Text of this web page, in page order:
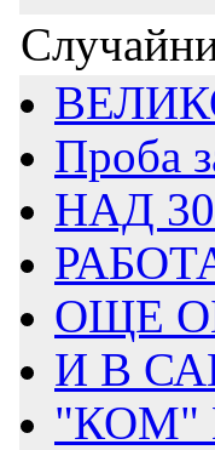
Проба
НАД
ОЩЕ
И В
"КОМ"